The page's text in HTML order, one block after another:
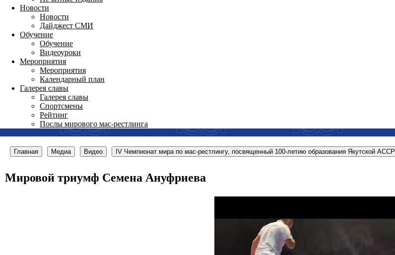
Новости
Новости
Дайджест СМИ
Обучение
Обучение
Видеоуроки
Мероприятия
Мероприятия
Календарный план
Галерея славы
Галерея славы
Спортсмены
Рейтинг
Послы мирового мас-рестлинга
Главная Медиа Видео IV Чемпионат мира по мас-рестлингу, посвященный 100-летию образования Якутской АССР
Мировой триумф Семена Ануфриева